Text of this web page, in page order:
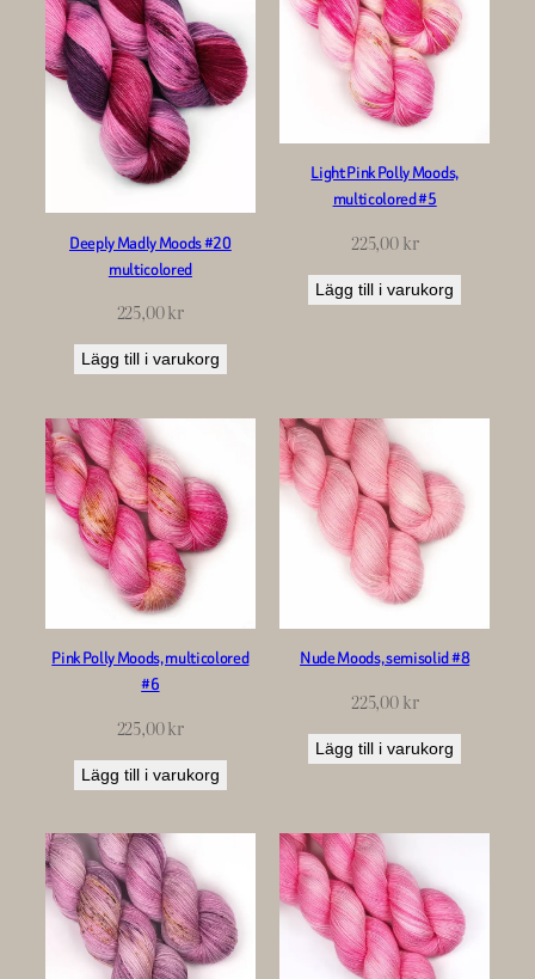
Deeply Madly Moods #20
multicolored
225,00kr
Lägg till i varukorg
Light Pink Polly Moods,
multicolored #5
225,00kr
Lägg till i varukorg
Pink Polly Moods, multicolored
#6
225,00kr
Lägg till i varukorg
Nude Moods, semisolid #8
225,00kr
Lägg till i varukorg